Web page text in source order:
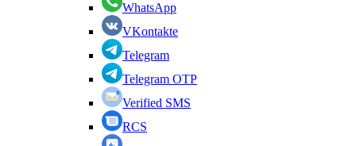
WhatsApp
VKontakte
Telegram
Telegram OTP
Verified SMS
RCS